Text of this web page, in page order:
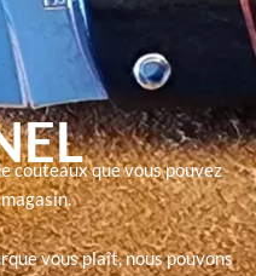
couteaux que vous pouvez
vous plaît, nous pouvons